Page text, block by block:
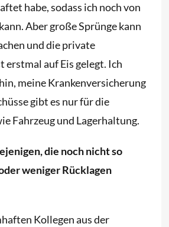
habe, sodass ich noch von
Aber große Sprünge kann
und die private
auf Eis gelegt. Ich
meine Krankenversicherung
gibt es nur für die
Fahrzeug und Lagerhaltung.
die noch nicht so
weniger Rücklagen
Kollegen aus der